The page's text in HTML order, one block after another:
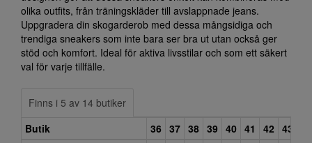
olika outfits, från träningskläder till avslappnade jeans.
Uppgradera din skogarderob med dessa mångsidiga och
trendiga sneakers som inte bara ser bra ut utan också ger
stöd och komfort. Ideal för aktiva livsstilar och som ett säkert
val för varje tillfälle.
Finns i 5 av 14 butiker
Butik
36 37 38 39 40 41 42 43